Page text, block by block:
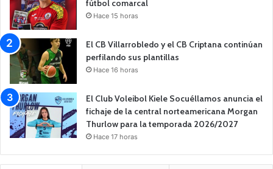
fútbol comarcal
Hace 15 horas
El CB Villarrobledo y el CB Criptana continúan
perfilando sus plantillas
Hace 16 horas
El Club Voleibol Kiele Socuéllamos anuncia el
fichaje de la central norteamericana Morgan
Thurlow para la temporada 2026/2027
Hace 17 horas